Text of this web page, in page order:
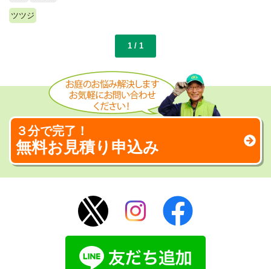
ツツジ
1 / 1
３分で完了！
無料お見積り申込み